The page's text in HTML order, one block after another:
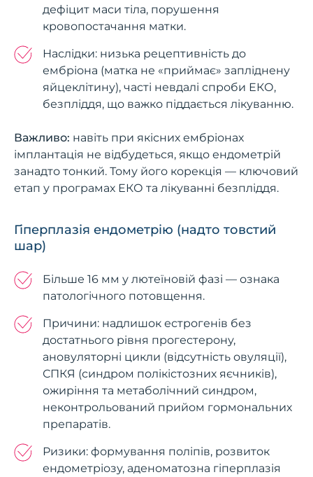
дефіцит маси тіла, порушення
кровопостачання матки.
Наслідки: низька рецептивність до
ембріона (матка не «приймає» запліднену
яйцеклітину), часті невдалі спроби ЕКО,
безпліддя, що важко піддається лікуванню.
Важливо: навіть при якісних ембріонах
імплантація не відбудеться, якщо ендометрій
занадто тонкий. Тому його корекція — ключовий
етап у програмах ЕКО та лікуванні безпліддя.
Гіперплазія ендометрію (надто товстий
шар)
Більше 16 мм у лютеїновій фазі — ознака
патологічного потовщення.
Причини: надлишок естрогенів без
достатнього рівня прогестерону,
ановуляторні цикли (відсутність овуляції),
СПКЯ (синдром полікістозних яєчників),
ожиріння та метаболічний синдром,
неконтрольований прийом гормональних
препаратів.
Ризики: формування поліпів, розвиток
ендометріозу, аденоматозна гіперплазія